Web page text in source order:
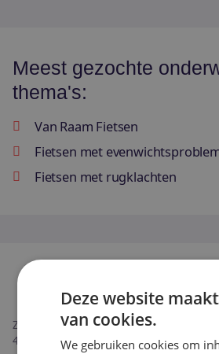
Meest gezochte
thema's:
Van Raam Fietsen
Fietsen met
Fietsen met rugklachten
Zuidhaven 29,
4761 CR Zevenbergen,
Deze website
van cookies.
We gebruiken cookies om